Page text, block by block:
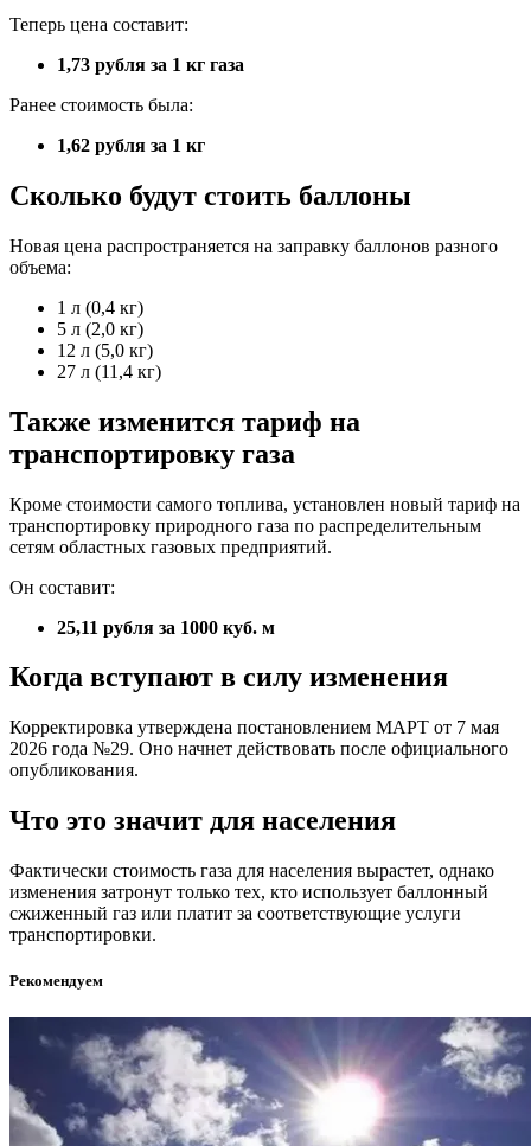
Теперь цена составит:
1,73 рубля за 1 кг газа
Ранее стоимость была:
1,62 рубля за 1 кг
Сколько будут стоить баллоны
Новая цена распространяется на заправку баллонов разного
объема:
1 л (0,4 кг)
5 л (2,0 кг)
12 л (5,0 кг)
27 л (11,4 кг)
Также изменится тариф на
транспортировку газа
Кроме стоимости самого топлива, установлен новый тариф на
транспортировку природного газа по распределительным
сетям областных газовых предприятий.
Он составит:
25,11 рубля за 1000 куб. м
Когда вступают в силу изменения
Корректировка утверждена постановлением МАРТ от 7 мая
2026 года №29. Оно начнет действовать после официального
опубликования.
Что это значит для населения
Фактически стоимость газа для населения вырастет, однако
изменения затронут только тех, кто использует баллонный
сжиженный газ или платит за соответствующие услуги
транспортировки.
Рекомендуем